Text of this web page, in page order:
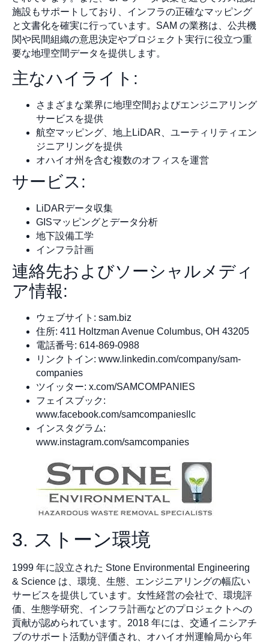
施設もサポートしており、インフラの正確なマッピング
と文書化を確実に行っています。SAM の業務は、公共機
関や民間組織の意思決定やプロジェクト実行に役立つ重
要な地理空間データを提供します。
主なハイライト:
さまざまな業界に地理空間およびエンジニアリング
サービスを提供
航空マッピング、地上LiDAR、ユーティリティエン
ジニアリングを提供
オハイオ州を含む複数のオフィスを運営
サービス:
LiDARデータ収集
GISマッピングとデータ分析
地下設備工学
インフラ計画
連絡先およびソーシャルメディ
ア情報:
ウェブサイト: sam.biz
住所: 411 Holtzman Avenue Columbus, OH 43205
電話番号: 614-869-0988
リンクトイン: www.linkedin.com/company/sam-
companies
ツイッター: x.com/SAMCOMPANIES
フェイスブック:
www.facebook.com/samcompaniesllc
インスタグラム:
www.instagram.com/samcompanies
3. ストーン環境
1999 年に設立された Stone Environmental Engineering
& Science は、環境、生態、エンジニアリングの幅広い
サービスを提供しています。女性経営の会社で、環境評
価、生態学研究、インフラ計画などのプロジェクトへの
貢献が認められています。2018 年には、交通イニシアチ
ブのサポート活動が評価され、オハイオ州運輸局から年